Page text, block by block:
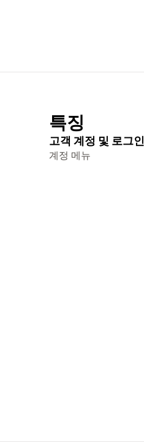
특징
고객 계정 및 로그인
계정 메뉴